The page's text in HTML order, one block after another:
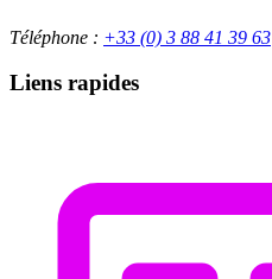
Téléphone : +33 (0) 3 88 41 39 63
Liens rapides